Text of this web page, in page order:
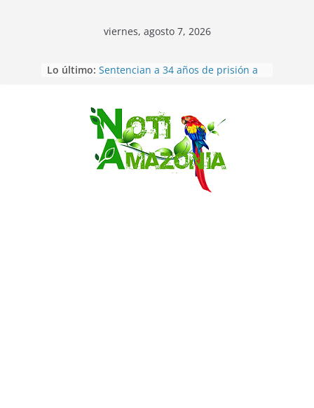
Saltar
viernes, agosto 7, 2026
Lo último: desaparecidos fueron encontrados
implicados en caso de Alison,
oriunda de Tena
Vozinha, el arquero sensación de
cabo Verde, ya llegó para
incorporarse a Colo Colo de Chile
Pastaza: la parroquia Diez de
Agosto eligió a su nueva reina por